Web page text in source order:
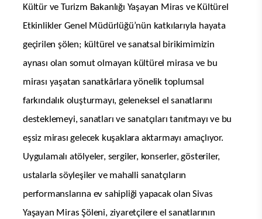
Kültür ve Turizm Bakanlığı Yaşayan Miras ve Kültürel
Etkinlikler Genel Müdürlüğü’nün katkılarıyla hayata
geçirilen şölen; kültürel ve sanatsal birikimimizin
aynası olan somut olmayan kültürel mirasa ve bu
mirası yaşatan sanatkârlara yönelik toplumsal
farkındalık oluşturmayı, geleneksel el sanatlarını
desteklemeyi, sanatları ve sanatçıları tanıtmayı ve bu
eşsiz mirası gelecek kuşaklara aktarmayı amaçlıyor.
Uygulamalı atölyeler, sergiler, konserler, gösteriler,
ustalarla söyleşiler ve mahalli sanatçıların
performanslarına ev sahipliği yapacak olan Sivas
Yaşayan Miras Şöleni, ziyaretçilere el sanatlarının